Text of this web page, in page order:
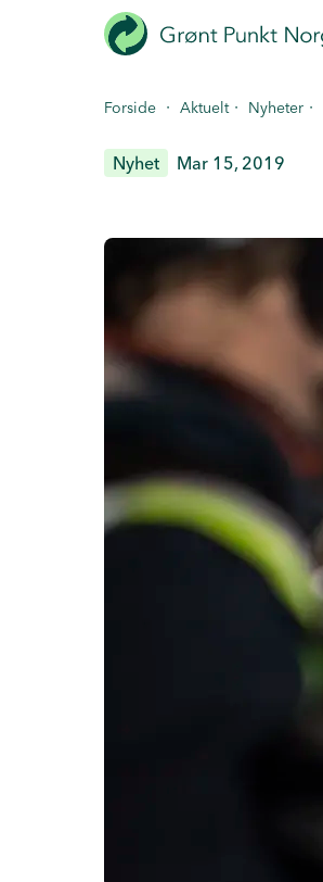
Forside · Aktuelt · Nyheter ·
Nyhet Mar 15, 2019